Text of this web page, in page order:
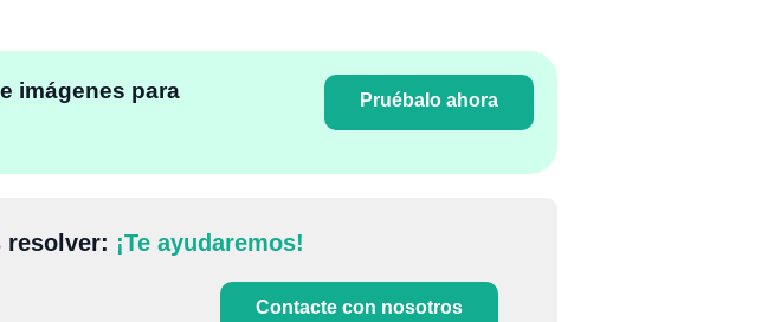
imágenes para
Pruébalo ahora
resolver: ¡Te ayudaremos!
Contacte con nosotros